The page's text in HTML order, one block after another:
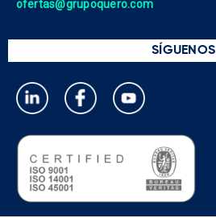
ofertas@grupoquero.com
SÍGUENOS